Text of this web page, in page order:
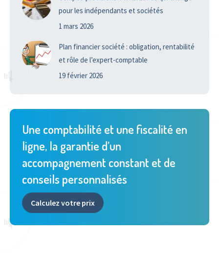
pour les indépendants et sociétés
1 mars 2026
Plan financier société : obligation, rentabilité
et rôle de l’expert-comptable
19 février 2026
Une comptabilité et une fiscalité en
ligne, la garantie d’un
accompagnement constant et de
conseils personnalisés
Calculez votre prix